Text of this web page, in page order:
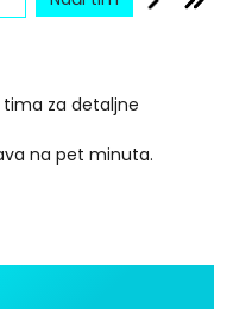
tima za detaljne
na pet minuta.